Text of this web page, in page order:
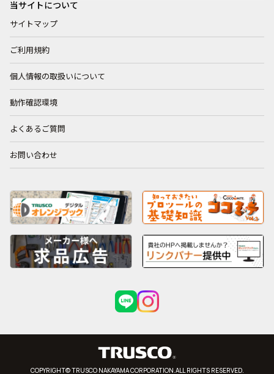
当サイトについて
サイトマップ
ご利用規約
個人情報の取扱いについて
動作確認環境
よくあるご質問
お問い合わせ
COPYRIGHT© TRUSCO NAKAYAMA CORPORATION.ALL RIGHTS RESERVED.